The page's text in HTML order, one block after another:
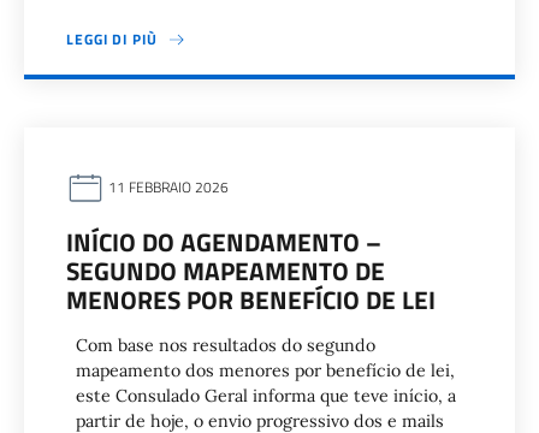
LEGGI DI PIÙ
11 FEBBRAIO 2026
INÍCIO DO AGENDAMENTO –
SEGUNDO MAPEAMENTO DE
MENORES POR BENEFÍCIO DE LEI
Com base nos resultados do segundo
mapeamento dos menores por benefício de lei,
este Consulado Geral informa que teve início, a
partir de hoje, o envio progressivo dos e mails